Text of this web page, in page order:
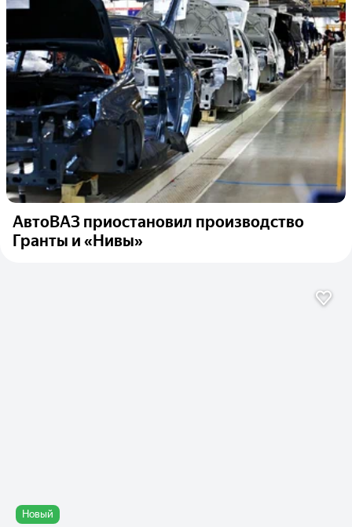
АвтоВАЗ приостановил производство
Гранты и «Нивы»
Новый